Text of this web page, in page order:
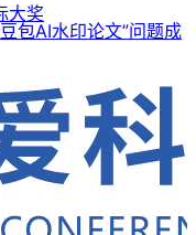
大奖
包AI水印论文”问题成